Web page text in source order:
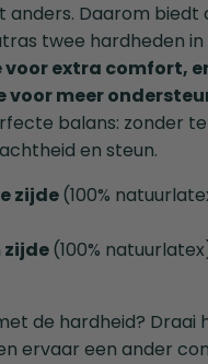
anders. Daarom biedt
twee hardheden in
extra comfort,
voor meer
balans: zonder
en steun.
zijde(100%
zijde(100%
de hardheid? Draai
ervaar een ander